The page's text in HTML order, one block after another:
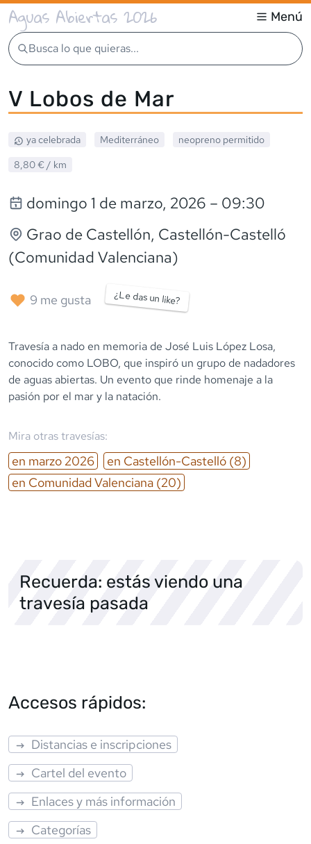
Aguas Abiertas 2026 Menú
Busca lo que quieras...
V Lobos de Mar
ya celebrada Mediterráneo neopreno permitido
8,80 € / km
domingo 1 de marzo, 2026 – 09:30
Grao de Castellón, Castellón-Castelló
(Comunidad Valenciana)
9 me gusta ¿Le das un like?
Travesía a nado en memoria de José Luis López Losa,
conocido como LOBO, que inspiró un grupo de nadadores
de aguas abiertas. Un evento que rinde homenaje a la
pasión por el mar y la natación.
Mira otras travesías:
en marzo 2026 en Castellón-Castelló (8)
en Comunidad Valenciana (20)
Recuerda: estás viendo una
travesía pasada
Accesos rápidos:
Distancias e inscripciones
Cartel del evento
Enlaces y más información
Categorías